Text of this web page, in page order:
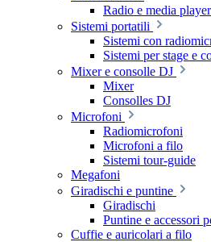
Radio e media player
Sistemi portatili
Sistemi con
Sistemi per stage e
Mixer e consolle DJ
Mixer
Consolles DJ
Microfoni
Radiomicrofoni
Microfoni a filo
Sistemi tour-guide
Megafoni
Giradischi e puntine
Giradischi
Puntine e accessori
Cuffie e auricolari a filo